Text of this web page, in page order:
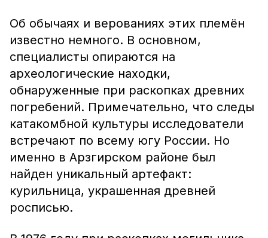
Об обычаях и верованиях этих племён
известно немного. В основном,
специалисты опираются на
археологические находки,
обнаруженные при раскопках древних
погребений. Примечательно, что следы
катакомбной культуры исследователи
встречают по всему югу России. Но
именно в Арзгирском районе был
найден уникальный артефакт:
курильница, украшенная древней
росписью.